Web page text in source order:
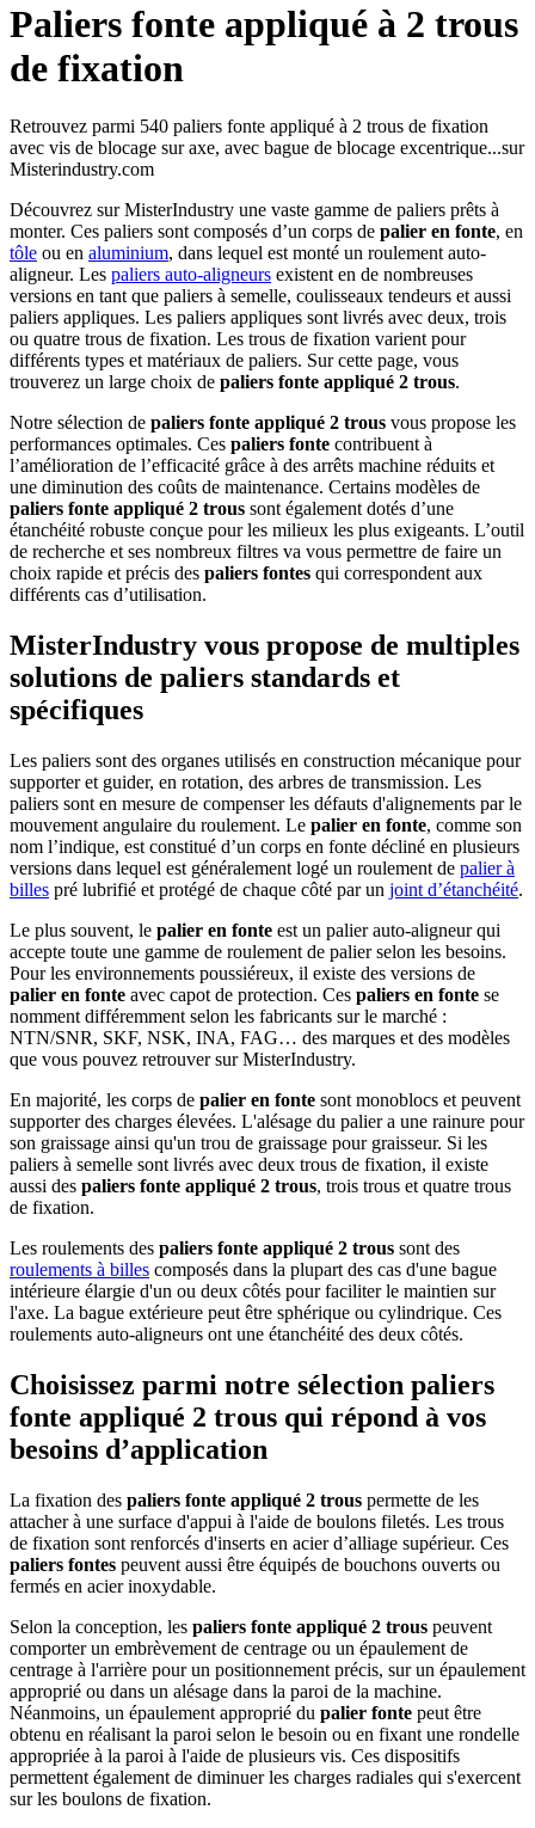
Paliers fonte appliqué à 2 trous
de fixation
Retrouvez parmi 540 paliers fonte appliqué à 2 trous de fixation
avec vis de blocage sur axe, avec bague de blocage excentrique...sur
Misterindustry.com
Découvrez sur MisterIndustry une vaste gamme de paliers prêts à
monter. Ces paliers sont composés d’un corps de palier en fonte, en
tôle ou en aluminium, dans lequel est monté un roulement auto-
aligneur. Les paliers auto-aligneurs existent en de nombreuses
versions en tant que paliers à semelle, coulisseaux tendeurs et aussi
paliers appliques. Les paliers appliques sont livrés avec deux, trois
ou quatre trous de fixation. Les trous de fixation varient pour
différents types et matériaux de paliers. Sur cette page, vous
trouverez un large choix de paliers fonte appliqué 2 trous.
Notre sélection de paliers fonte appliqué 2 trous vous propose les
performances optimales. Ces paliers fonte contribuent à
l’amélioration de l’efficacité grâce à des arrêts machine réduits et
une diminution des coûts de maintenance. Certains modèles de
paliers fonte appliqué 2 trous sont également dotés d’une
étanchéité robuste conçue pour les milieux les plus exigeants. L’outil
de recherche et ses nombreux filtres va vous permettre de faire un
choix rapide et précis des paliers fontes qui correspondent aux
différents cas d’utilisation.
MisterIndustry vous propose de multiples
solutions de paliers standards et
spécifiques
Les paliers sont des organes utilisés en construction mécanique pour
supporter et guider, en rotation, des arbres de transmission. Les
paliers sont en mesure de compenser les défauts d'alignements par le
mouvement angulaire du roulement. Le palier en fonte, comme son
nom l’indique, est constitué d’un corps en fonte décliné en plusieurs
versions dans lequel est généralement logé un roulement de palier à
billes pré lubrifié et protégé de chaque côté par un joint d’étanchéité.
Le plus souvent, le palier en fonte est un palier auto-aligneur qui
accepte toute une gamme de roulement de palier selon les besoins.
Pour les environnements poussiéreux, il existe des versions de
palier en fonte avec capot de protection. Ces paliers en fonte se
nomment différemment selon les fabricants sur le marché :
NTN/SNR, SKF, NSK, INA, FAG… des marques et des modèles
que vous pouvez retrouver sur MisterIndustry.
En majorité, les corps de palier en fonte sont monoblocs et peuvent
supporter des charges élevées. L'alésage du palier a une rainure pour
son graissage ainsi qu'un trou de graissage pour graisseur. Si les
paliers à semelle sont livrés avec deux trous de fixation, il existe
aussi des paliers fonte appliqué 2 trous, trois trous et quatre trous
de fixation.
Les roulements des paliers fonte appliqué 2 trous sont des
roulements à billes composés dans la plupart des cas d'une bague
intérieure élargie d'un ou deux côtés pour faciliter le maintien sur
l'axe. La bague extérieure peut être sphérique ou cylindrique. Ces
roulements auto-aligneurs ont une étanchéité des deux côtés.
Choisissez parmi notre sélection paliers
fonte appliqué 2 trous qui répond à vos
besoins d’application
La fixation des paliers fonte appliqué 2 trous permette de les
attacher à une surface d'appui à l'aide de boulons filetés. Les trous
de fixation sont renforcés d'inserts en acier d’alliage supérieur. Ces
paliers fontes peuvent aussi être équipés de bouchons ouverts ou
fermés en acier inoxydable.
Selon la conception, les paliers fonte appliqué 2 trous peuvent
comporter un embrèvement de centrage ou un épaulement de
centrage à l'arrière pour un positionnement précis, sur un épaulement
approprié ou dans un alésage dans la paroi de la machine.
Néanmoins, un épaulement approprié du palier fonte peut être
obtenu en réalisant la paroi selon le besoin ou en fixant une rondelle
appropriée à la paroi à l'aide de plusieurs vis. Ces dispositifs
permettent également de diminuer les charges radiales qui s'exercent
sur les boulons de fixation.